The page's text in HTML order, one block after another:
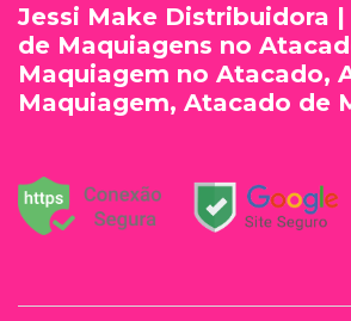
Jessi Make Distribuidora
de Maquiagens no
Maquiagem no Atacado,
Maquiagem, Atacado de